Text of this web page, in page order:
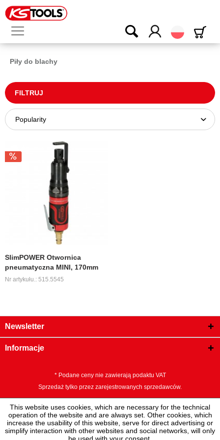
Polski
Piły do blachy
FILTRUJ
SlimPOWER Otwornica
pneumatyczna MINI, 170mm
Nr artykułu.: 515.5545
Newsletter
Informacje
* Podane ceny nie zawierają podaktu VAT
Sprzedaż tylko przez zarejestrowanych sprzedawców.
This website uses cookies, which are necessary for the technical
operation of the website and are always set. Other cookies, which
increase the usability of this website, serve for direct advertising or
simplify interaction with other websites and social networks, will only